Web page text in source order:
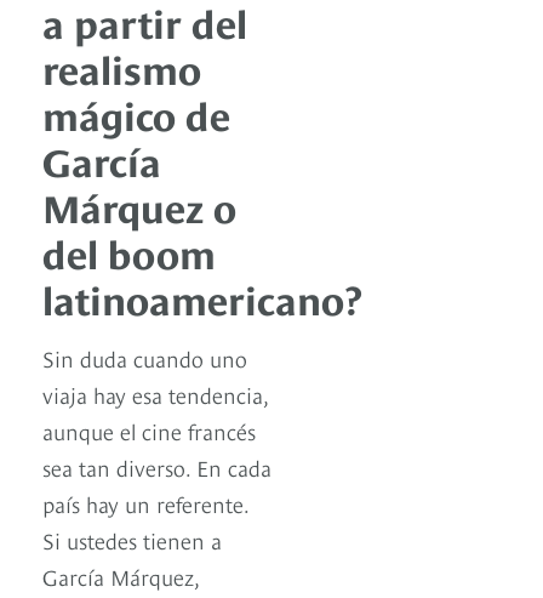
a partir del
realismo
mágico de
García
Márquez o
del boom
latinoamericano?
Sin duda cuando uno
viaja hay esa tendencia,
aunque el cine francés
sea tan diverso. En cada
país hay un referente.
Si ustedes tienen a
García Márquez,